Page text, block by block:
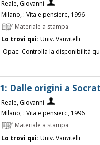
Reale, Giovanni
Milano, : Vita e pensiero, 1996
Materiale a stampa
Lo trovi qui: Univ. Vanvitelli
Opac: Controlla la disponibilità
1: Dalle origini a
Reale, Giovanni
Milano, : Vita e pensiero, 1996
Materiale a stampa
Lo trovi qui: Univ. Vanvitelli